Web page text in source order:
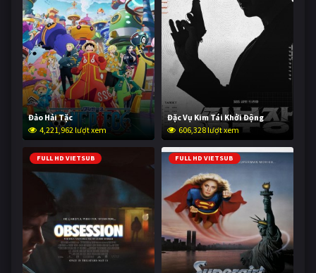
Đảo Hải Tặc
4,221,962 lượt xem
Đặc Vụ Kim Tái Khởi Động
606,328 lượt xem
FULL HD VIETSUB FULL HD VIETSUB